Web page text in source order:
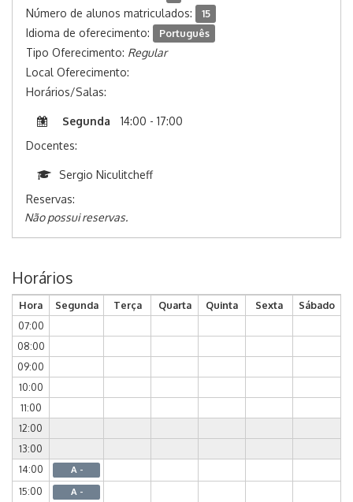
Número de alunos matriculados: 15
Idioma de oferecimento: Português
Tipo Oferecimento: Regular
Local Oferecimento:
Horários/Salas:
Segunda
14:00 - 17:00
Docentes:
Sergio Niculitcheff
Reservas:
Não possui reservas.
Horários
Hora Segunda Terça Quarta Quinta Sexta
Sábado
07:00
08:00
09:00
10:00
11:00
12:00
13:00
14:00
A -
15:00 A -